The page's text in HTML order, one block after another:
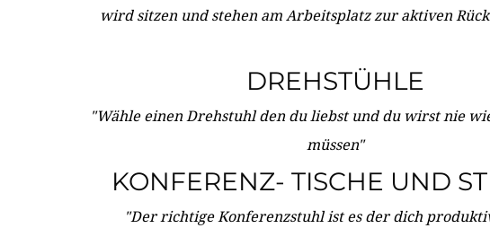
wird sitzen und stehen am Arbeitsplatz zur aktiven
DREHSTÜHLE
"Wähle einen Drehstuhl den du liebst und du wirst nie
müssen"
KONFERENZ- TISCHE UND
"Der richtige Konferenzstuhl ist es der dich